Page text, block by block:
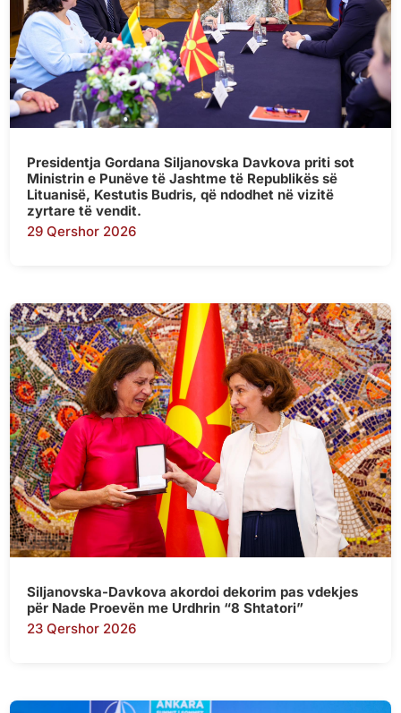
Presidentja Gordana Siljanovska Davkova priti sot
Ministrin e Punëve të Jashtme të Republikës së
Lituanisë, Kestutis Budris, që ndodhet në vizitë
zyrtare të vendit.
29 Qershor 2026
Siljanovska-Davkova akordoi dekorim pas vdekjes
për Nade Proevën me Urdhrin “8 Shtatori”
23 Qershor 2026